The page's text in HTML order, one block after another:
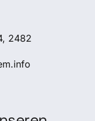
2482